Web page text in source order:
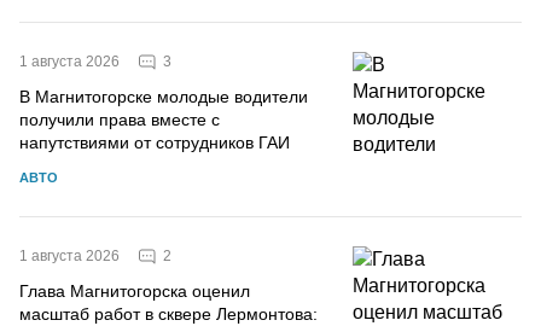
1 августа 2026 3
В Магнитогорске молодые водители
получили права вместе с
напутствиями от сотрудников ГАИ
АВТО
1 августа 2026 2
Глава Магнитогорска оценил
масштаб работ в сквере Лермонтова: